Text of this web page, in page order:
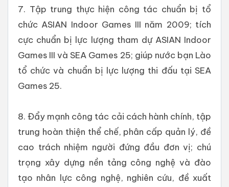
7. Tập trung thực hiện công tác chuẩn bị tổ
chức ASIAN Indoor Games III năm 2009; tích
cực chuẩn bị lực lượng tham dự ASIAN Indoor
Games III và SEA Games 25; giúp nước bạn Lào
tổ chức và chuẩn bị lực lượng thi đấu tại SEA
Games 25.
8. Đẩy mạnh công tác cải cách hành chính, tập
trung hoàn thiện thể chế, phân cấp quản lý, đề
cao trách nhiệm người đứng đầu đơn vị; chú
trọng xây dựng nền tảng công nghệ và đào
tạo nhân lực công nghệ, nghiên cứu, đề xuất